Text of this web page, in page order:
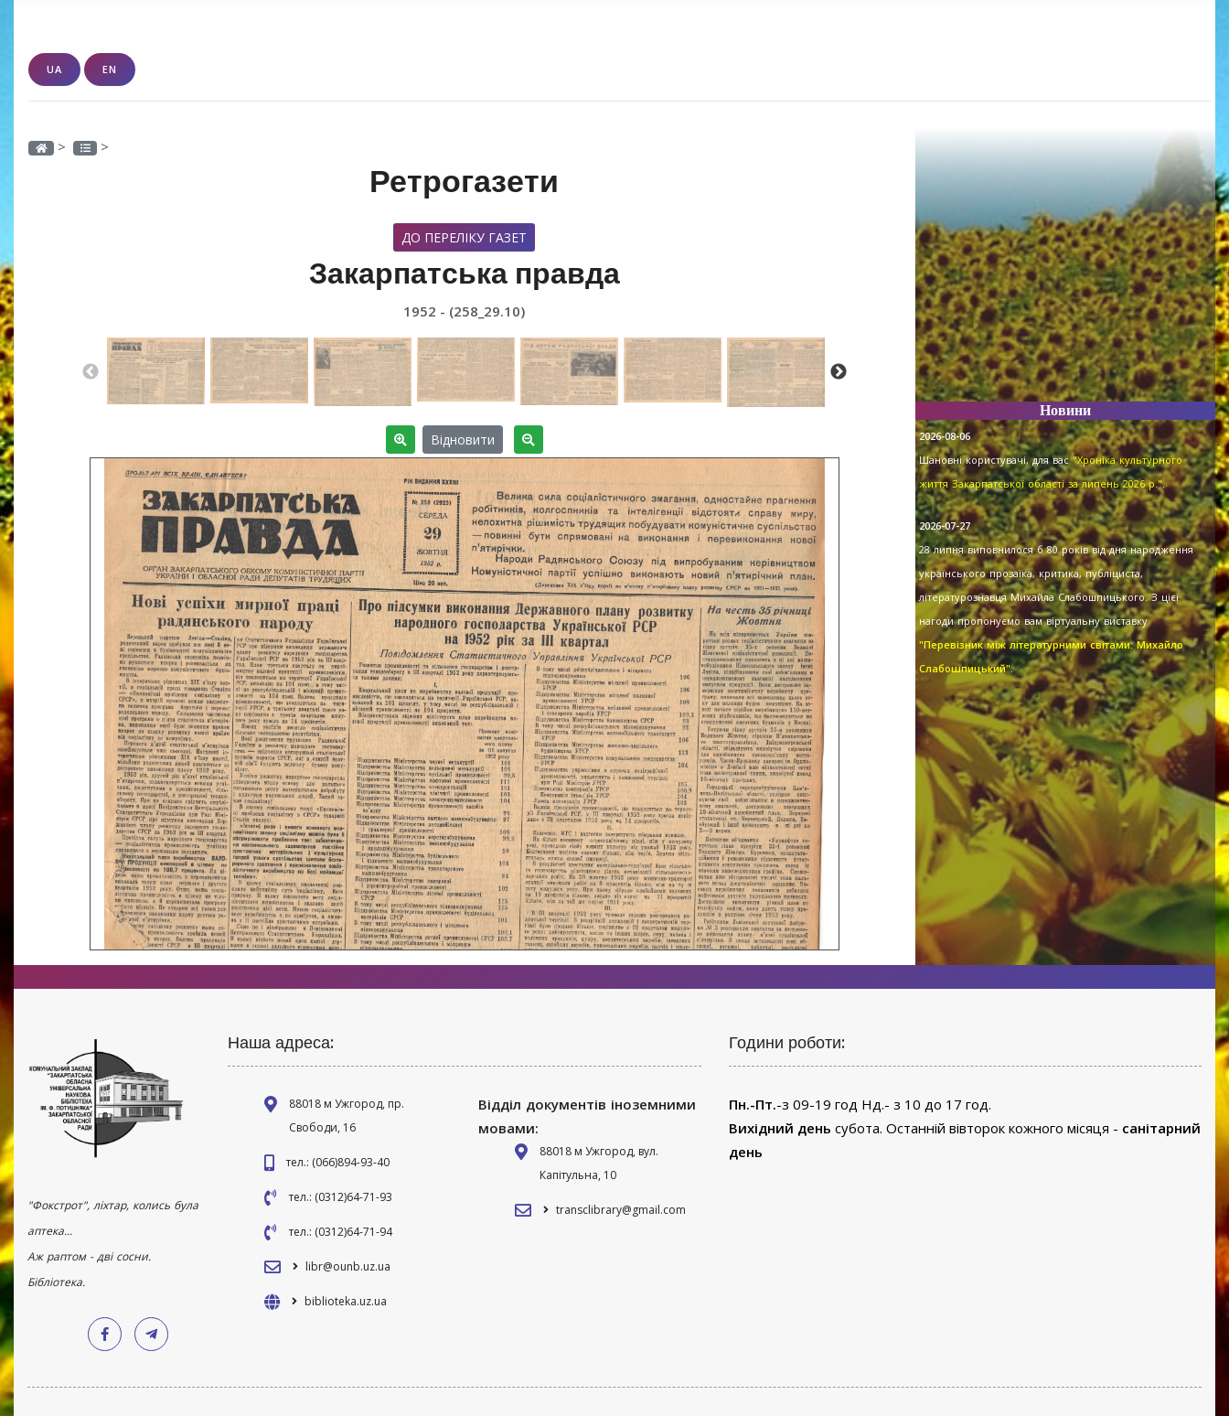
UA EN
> >
Ретрогазети
ДО ПЕРЕЛІКУ ГАЗЕТ
Закарпатська правда
1952 - (258_29.10)
Відновити
Новини
2026-08-06
Шановні користувачі, для вас"Хроніка культурного
життя Закарпатської області за липень 2026 р.".
2026-07-27
28 липня виповнилося б 80 років від дня народження
українського прозаїка, критика, публіциста,
літературознавця Михайла Слабошпицького. З цієї
нагоди пропонуємо вам віртуальну виставку
"Перевізник між літературними світами: Михайло
Слабошпицький".
"Фокстрот", ліхтар, колись була
аптека...
Аж раптом - дві сосни.
Бібліотека.
Наша адреса:
88018 м Ужгород, пр.
Свободи, 16
тел.: (066)894-93-40
тел.: (0312)64-71-93
тел.: (0312)64-71-94
libr@ounb.uz.ua
biblioteka.uz.ua
Відділ документів іноземними
мовами:
88018 м Ужгород, вул.
Капітульна, 10
transclibrary@gmail.com
Години роботи:
Пн.-Пт.-з 09-19 год Нд.- з 10 до 17 год.
Вихідний день субота. Останній вівторок кожного місяця - санітарний
день